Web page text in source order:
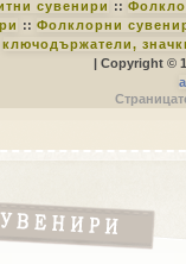
сувенири ::
:: Фолклорни
ключодържатели,
| Copyright ©